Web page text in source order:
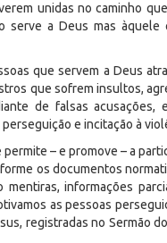
unidas no caminho
serve a Deus mas àquele
que servem a Deus
que sofrem insultos,
de falsas acusações,
e incitação à
– e promove – a
os documentos
informações
as pessoas
registradas no Sermão